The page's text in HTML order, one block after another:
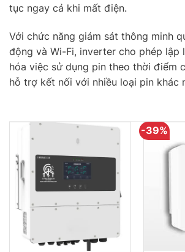
tục ngay cả khi mất điện.
Với chức năng giám sát thông minh
động và Wi-Fi, inverter cho phép lập
hóa việc sử dụng pin theo thời điểm
hỗ trợ kết nối với nhiều loại pin khác
-39%